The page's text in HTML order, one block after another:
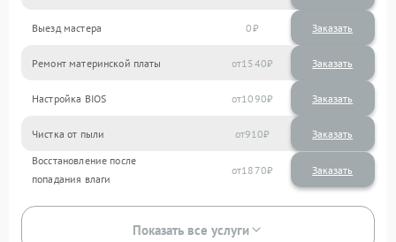
Выезд мастера 0 Заказать
Ремонт материнской платы 1540
Настройка BIOS 1090
Чистка от пыли 910
Восстановление после
попадания влаги
1870
Показать все услуги